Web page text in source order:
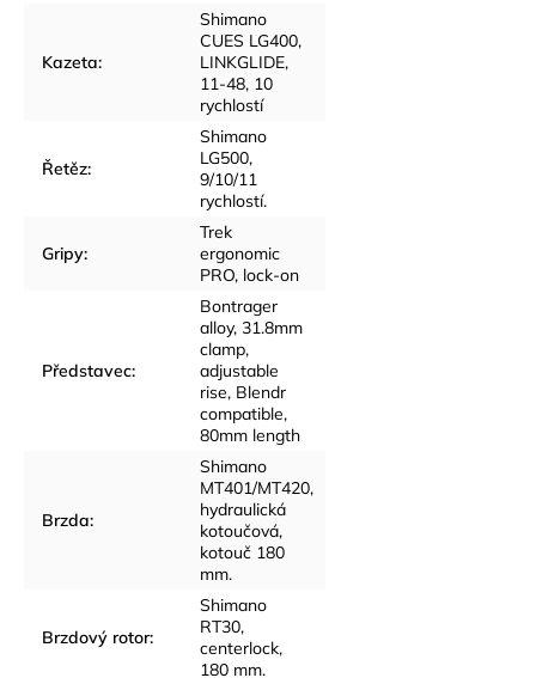
Kazeta:
Shimano
CUES LG400,
LINKGLIDE,
11-48, 10
rychlostí
Řetěz:
Shimano
LG500,
9/10/11
rychlostí.
Gripy:
Trek
ergonomic
PRO, lock-on
Představec:
Bontrager
alloy, 31.8mm
clamp,
adjustable
rise, Blendr
compatible,
80mm length
Brzda:
Shimano
MT401/MT420,
hydraulická
kotoučová,
kotouč 180
mm.
Brzdový rotor:
Shimano
RT30,
centerlock,
180 mm.